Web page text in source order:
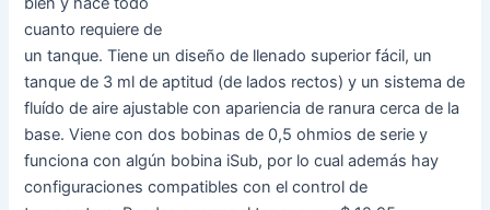
serie y funciona con algún bobina iSub, por lo cual además
hay configuraciones compatibles con el control de
temperatura. Puedes agarrar el tanque por $ 12.95.
9 – Aspire Cleito EXO